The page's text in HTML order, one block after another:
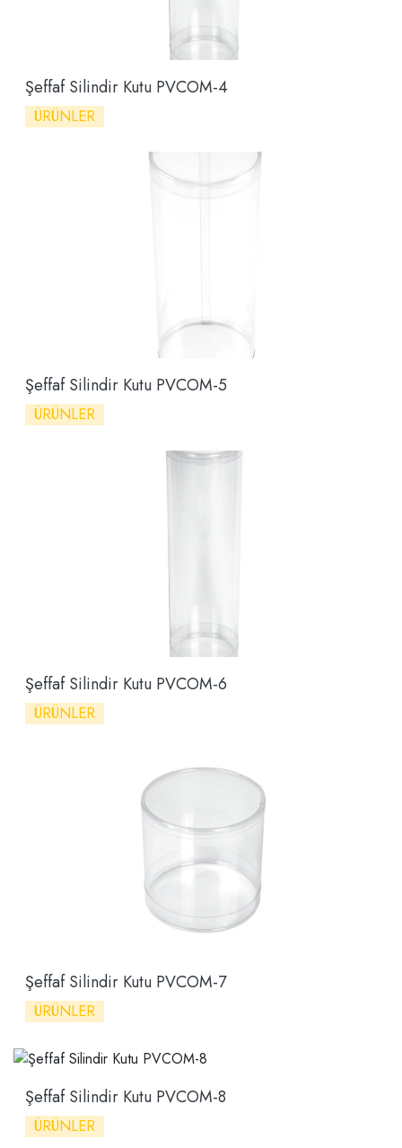
Şeffaf Silindir Kutu PVCOM-4
ÜRÜNLER
Şeffaf Silindir Kutu PVCOM-5
ÜRÜNLER
Şeffaf Silindir Kutu PVCOM-6
ÜRÜNLER
Şeffaf Silindir Kutu PVCOM-7
ÜRÜNLER
Şeffaf Silindir Kutu PVCOM-8
ÜRÜNLER